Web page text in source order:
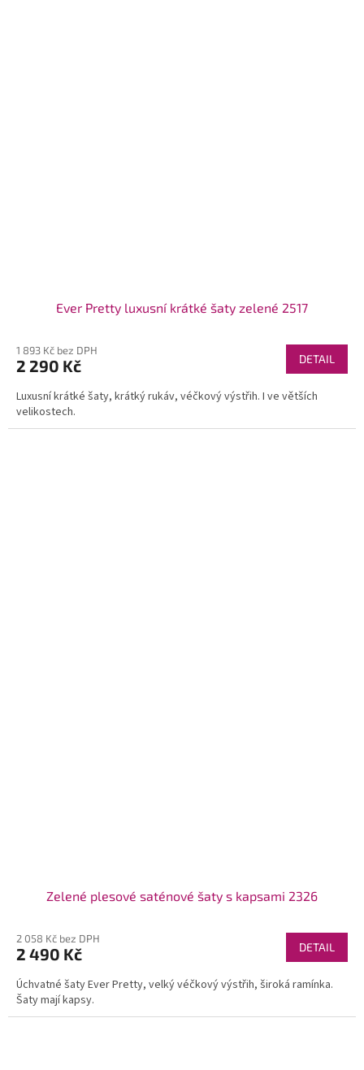
Ever Pretty luxusní krátké šaty zelené 2517
1 893 Kč bez DPH
2 290 Kč DETAIL
Luxusní krátké šaty, krátký rukáv, véčkový výstřih. I ve větších
velikostech.
Zelené plesové saténové šaty s kapsami 2326
2 058 Kč bez DPH
2 490 Kč DETAIL
Úchvatné šaty Ever Pretty, velký véčkový výstřih, široká ramínka.
Šaty mají kapsy.